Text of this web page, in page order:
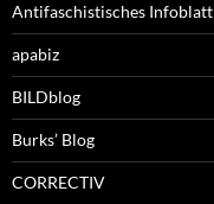
Antifaschistisches Infoblatt
apabiz
BILDblog
Burks’ Blog
CORRECTIV